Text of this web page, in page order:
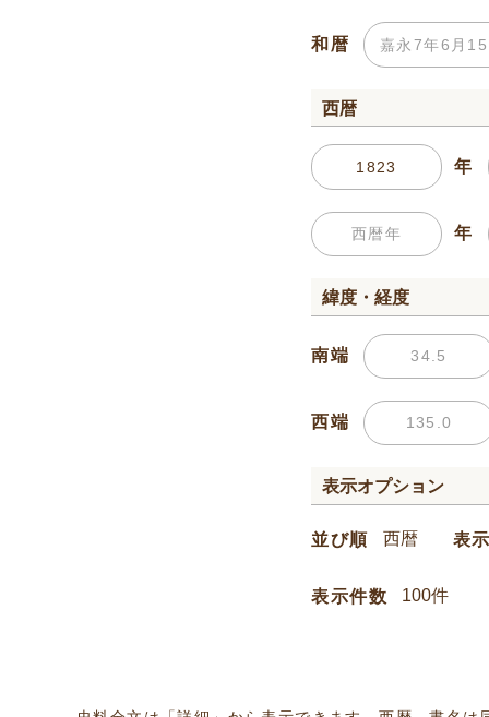
和暦
西暦
年
年
緯度・経度
南端
西端
表示オプション
並び順 表
表示件数